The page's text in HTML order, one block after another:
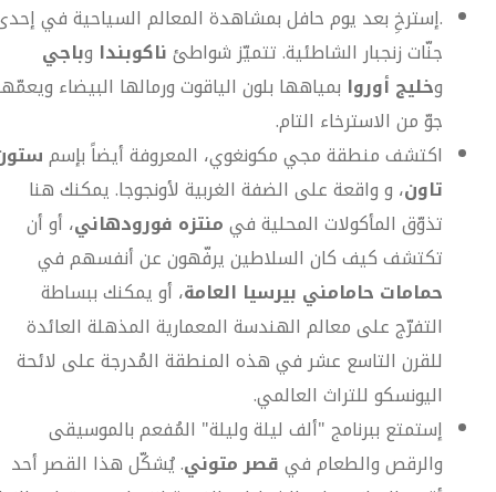
.إسترخِ بعد يوم حافل بمشاهدة المعالم السياحية في
جنّات زنجبار الشاطئية. تتميّز شواطئناكوبندا وباجي
وخليج أوروا بمياهها بلون الياقوت ورمالها البيضاء
جوّ من الاسترخاء التام.
اكتشف منطقة مجي مكونغوي، المعروفة أيضاً بإسم
تاون، و واقعة على الضفة الغربية لأونجوجا. يمكنك هنا
تذوّق المأكولات المحلية فيمنتزه فورودهاني، أو أن
تكتشف كيف كان السلاطين يرفّهون عن أنفسهم في
حمامات حامامني بيرسيا العامة، أو يمكنك ببساطة
التفرّج على معالم الهندسة المعمارية المذهلة العائدة
للقرن التاسع عشر في هذه المنطقة المُدرجة على لائحة
اليونسكو للتراث العالمي.
إستمتع ببرنامج "ألف ليلة وليلة" المُفعم بالموسيقى
والرقص والطعام فيقصر متوني. يُشكّل هذا القصر أحد